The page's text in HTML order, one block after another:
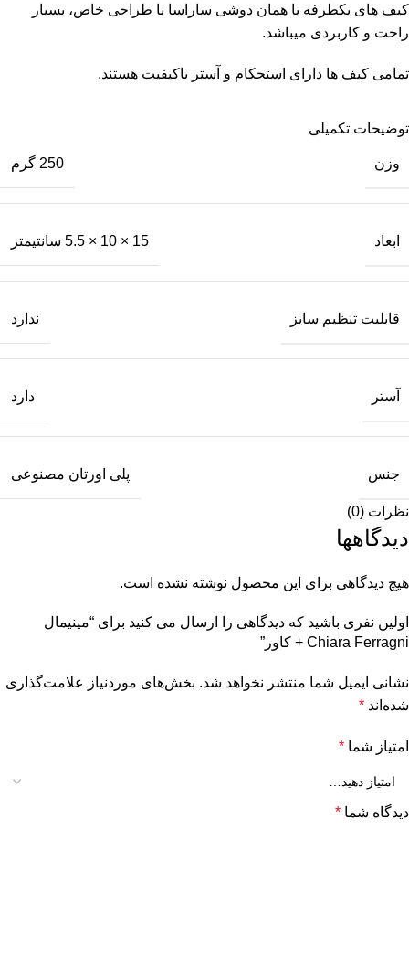
کیف های يكطرفه يا همان دوشى ساراسا با طراحی خاص، بسیار
راحت و کاربردی میباشد.
تمامی کیف ها دارای استحكام و آستر باكيفيت هستند.
توضیحات تکمیلی
وزن 250 گرم
ابعاد 15 × 10 × 5.5 سانتیمتر
قابلیت تنظیم سایز ندارد
آستر دارد
جنس پلی اورتان مصنوعی
نظرات (0)
دیدگاهها
هیچ دیدگاهی برای این محصول نوشته نشده است.
اولین نفری باشید که دیدگاهی را ارسال می کنید برای “مینیمال
Chiara Ferragni + كاور”
نشانی ایمیل شما منتشر نخواهد شد. بخش‌های موردنیاز علامت‌گذاری
شده‌اند *
امتیاز شما *
دیدگاه شما *